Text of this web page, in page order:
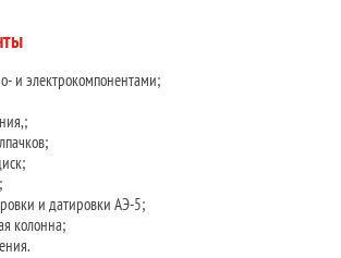
и электрокомпонентами;
и датировки АЭ-5;
колонна;